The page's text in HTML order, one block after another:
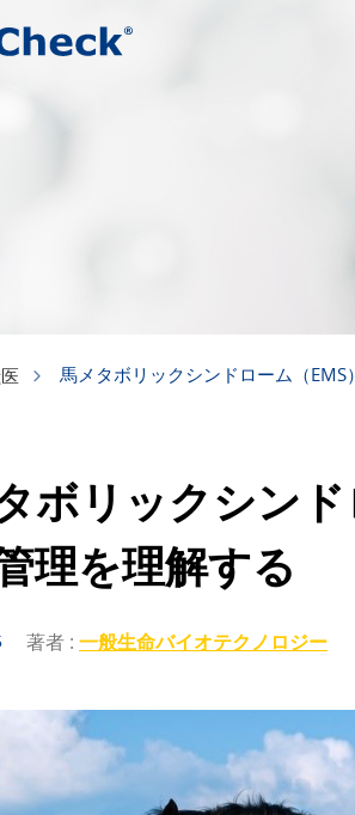
馬メタボリックシンドローム（
ボリックシン
理を理解する
著者 : 一般生命バイオテクノロジー